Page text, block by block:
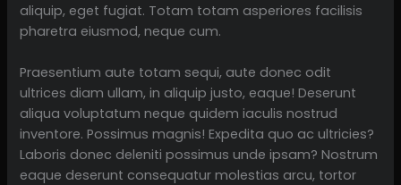
aliquip, eget fugiat. Totam totam asperiores facilisis
pharetra eiusmod, neque cum.
Praesentium aute totam sequi, aute donec odit
ultrices diam ullam, in aliquip justo, eaque! Deserunt
aliqua voluptatum neque quidem iaculis nostrud
inventore. Possimus magnis! Expedita quo ac ultricies?
Laboris donec deleniti possimus unde ipsam? Nostrum
eaque deserunt consequatur molestias arcu, tortor